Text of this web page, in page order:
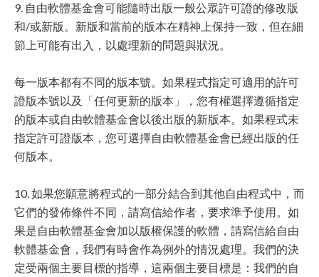
9. 自由軟體基金會可能隨時出版一般公眾許可證的修改版
和/或新版。新版和當前的版本在精神上保持一致，但在細
節上可能有出入，以處理新的問題與狀況。
每一版本都有不同的版本號。如果程式指定可適用的許可
證版本號以及「任何更新的版本」，您有權選擇遵循指定
的版本或自由軟體基金會以後出版的新版本。如果程式未
指定許可證版本，您可選擇自由軟體基金會已經出版的任
何版本。
10. 如果您願意將程式的一部分結合到其他自由程式中，而
它們的發佈條件不同，請寫信給作者，要求準予使用。如
果是自由軟體基金會加以版權保護的軟體，請寫信給自由
軟體基金會，我們有時會作為例外的情況處理。我們的決
定受兩個主要目標的指導，這兩個主要目標是：我們的自